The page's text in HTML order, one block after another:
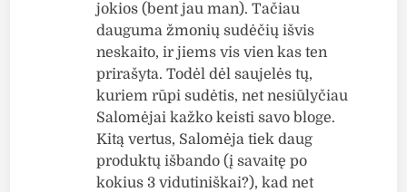
jokios (bent jau man). Tačiau
dauguma žmonių sudėčių išvis
neskaito, ir jiems vis vien kas ten
prirašyta. Todėl dėl saujelės tų,
kuriem rūpi sudėtis, net nesiūlyčiau
Salomėjai kažko keisti savo bloge.
Kitą vertus, Salomėja tiek daug
produktų išbando (į savaitę po
kokius 3 vidutiniškai?), kad net